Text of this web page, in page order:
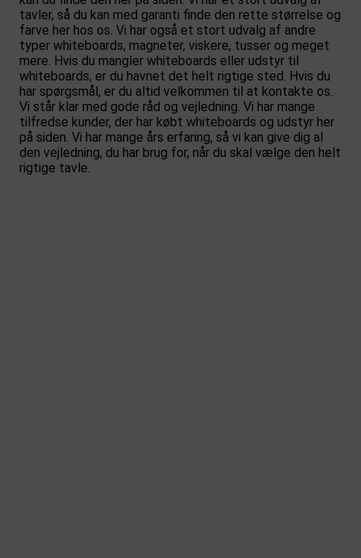
tavler, så du kan med garanti finde den rette størrelse og
farve her hos os. Vi har også et stort udvalg af andre
typer whiteboards, magneter, viskere, tusser og meget
mere. Hvis du mangler whiteboards eller udstyr til
whiteboards, er du havnet det helt rigtige sted. Hvis du
har spørgsmål, er du altid velkommen til at kontakte os.
Vi står klar med gode råd og vejledning. Vi har mange
tilfredse kunder, der har købt whiteboards og udstyr her
på siden. Vi har mange års erfaring, så vi kan give dig al
den vejledning, du har brug for, når du skal vælge den helt
rigtige tavle.